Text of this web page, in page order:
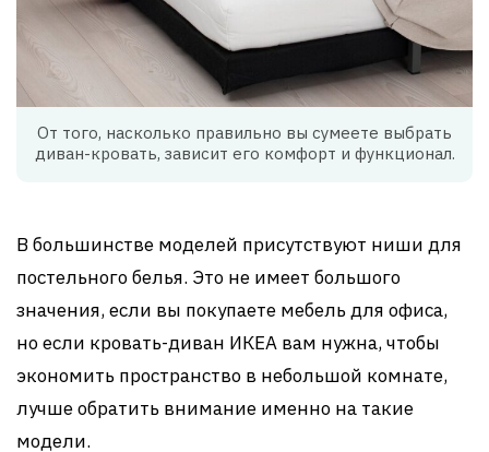
От того, насколько правильно вы сумеете выбрать
диван-кровать, зависит его комфорт и функционал.
В большинстве моделей присутствуют ниши для
постельного белья. Это не имеет большого
значения, если вы покупаете мебель для офиса,
но если кровать-диван ИКЕА вам нужна, чтобы
экономить пространство в небольшой комнате,
лучше обратить внимание именно на такие
модели.